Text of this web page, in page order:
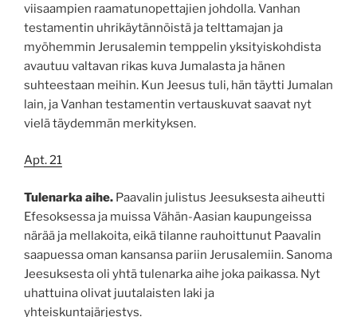
viisaampien raamatunopettajien johdolla. Vanhan
testamentin uhrikäytännöistä ja telttamajan ja
myöhemmin Jerusalemin temppelin yksityiskohdista
avautuu valtavan rikas kuva Jumalasta ja hänen
suhteestaan meihin. Kun Jeesus tuli, hän täytti Jumalan
lain, ja Vanhan testamentin vertauskuvat saavat nyt
vielä täydemmän merkityksen.
Apt. 21
Tulenarka aihe. Paavalin julistus Jeesuksesta aiheutti
Efesoksessa ja muissa Vähän-Aasian kaupungeissa
närää ja mellakoita, eikä tilanne rauhoittunut Paavalin
saapuessa oman kansansa pariin Jerusalemiin. Sanoma
Jeesuksesta oli yhtä tulenarka aihe joka paikassa. Nyt
uhattuina olivat juutalaisten laki ja
yhteiskuntajärjestys.